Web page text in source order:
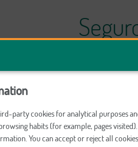
party cookies for analytical purposes
habits (for example, pages visited).
You can accept or reject all